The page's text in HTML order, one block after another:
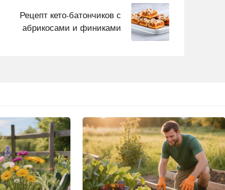
Рецепт кето-батончиков с
абрикосами и финиками